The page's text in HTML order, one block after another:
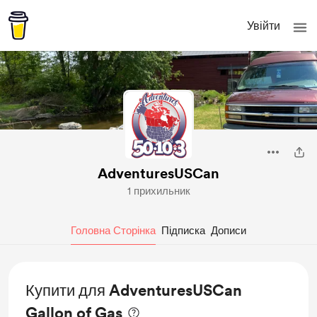
Увійти
AdventuresUSCan
1 прихильник
Головна Сторінка Підписка Дописи
Купити для AdventuresUSCan
Gallon of Gas